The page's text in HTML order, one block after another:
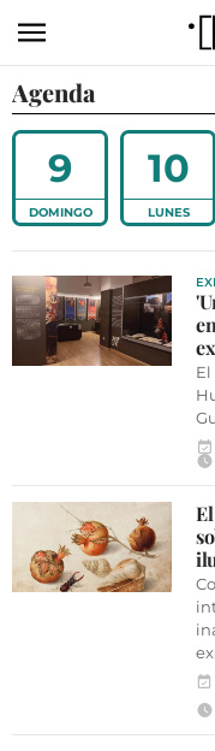
ACTUALIDAD
ECONOMÍA
TECNOLOGÍA
TURISMO
AGROALIMENTACIÓN
DEPORTES
CULTURA
VÍDEOS
CONTACTAR
FIESTAS EN EL ALTO
FIESTAS DE SAN
Agenda
9
DOMINGO
10
LUNES